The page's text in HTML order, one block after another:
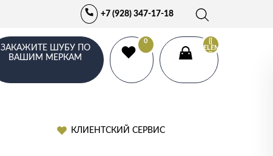
+7 (928) 347-17-18
ЗАКАЖИТЕ ШУБУ ПО
ВАШИМ МЕРКАМ
0
{{
ELEMENTS.LENGTH
}}
КЛИЕНТСКИЙ СЕРВИС